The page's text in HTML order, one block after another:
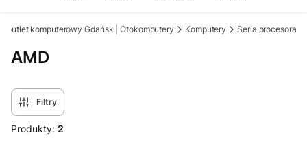
outlet komputerowy Gdańsk | Otokomputery Komputery Seria procesora
AMD
Filtry
Produkty: 2